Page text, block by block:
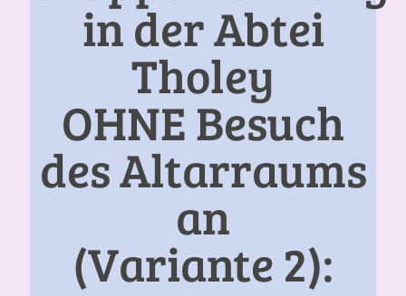
in der Abtei
Tholey
OHNE Besuch
des Altarraums
an
(Variante 2):